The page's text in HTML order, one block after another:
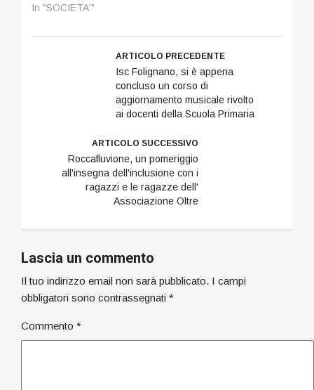
In "SOCIETA'"
ARTICOLO PRECEDENTE
Isc Folignano, si è appena
concluso un corso di
aggiornamento musicale rivolto
ai docenti della Scuola Primaria
ARTICOLO SUCCESSIVO
Roccafluvione, un pomeriggio
all'insegna dell'inclusione con i
ragazzi e le ragazze dell'
Associazione Oltre
Lascia un commento
Il tuo indirizzo email non sarà pubblicato. I campi
obbligatori sono contrassegnati *
Commento *